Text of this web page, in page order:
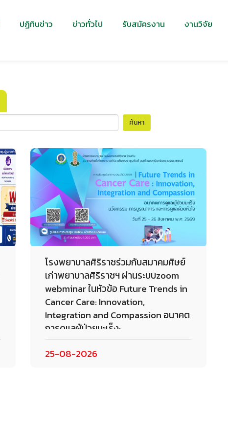
ปฏิทินข่าว ข่าวทั่วไป รับสมัครงาน งานวิจัย
ค้นหา
โรงพยาบาลศิริราชร่วมกับสมาคมศิษย์
เก่าพยาบาลศิริราชฯ ผ่านระบบzoom
webminar ในหัวข้อ Future Trends in
Cancer Care: Innovation,
Integration and Compassion อนาคต
การดูแลผู้ป่วยมะเร็ง:
25-08-2026